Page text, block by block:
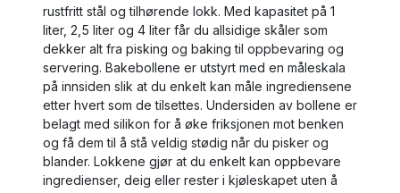
rustfritt stål og tilhørende lokk. Med kapasitet på 1
liter, 2,5 liter og 4 liter får du allsidige skåler som
dekker alt fra pisking og baking til oppbevaring og
servering. Bakebollene er utstyrt med en måleskala
på innsiden slik at du enkelt kan måle ingrediensene
etter hvert som de tilsettes. Undersiden av bollene er
belagt med silikon for å øke friksjonen mot benken
og få dem til å stå veldig stødig når du pisker og
blander. Lokkene gjør at du enkelt kan oppbevare
ingredienser, deig eller rester i kjøleskapet uten å